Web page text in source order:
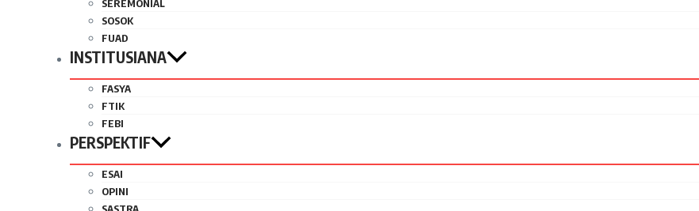
SEREMONIAL
SOSOK
FUAD
INSTITUSIANA
FASYA
FTIK
FEBI
PERSPEKTIF
ESAI
OPINI